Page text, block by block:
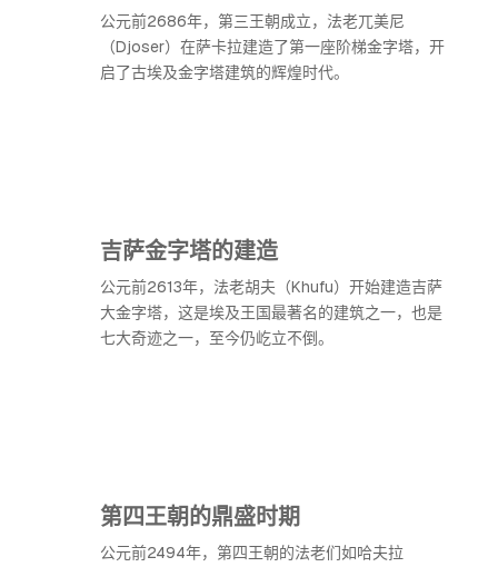
公元前2686年，第三王朝成立，法老兀美尼
（Djoser）在萨卡拉建造了第一座阶梯金字塔，开
启了古埃及金字塔建筑的辉煌时代。
吉萨金字塔的建造
公元前2613年，法老胡夫（Khufu）开始建造吉萨
大金字塔，这是埃及王国最著名的建筑之一，也是
七大奇迹之一，至今仍屹立不倒。
第四王朝的鼎盛时期
公元前2494年，第四王朝的法老们如哈夫拉